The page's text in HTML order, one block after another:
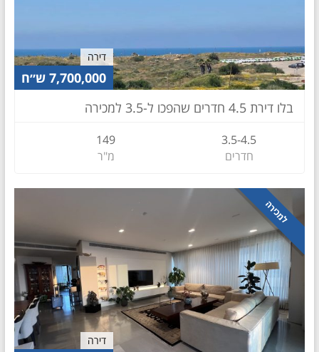
דירה
7,700,000 ש״ח
בלו דירת 4.5 חדרים שהפכו ל-3.5 למכירה
3.5-4.5
חדרים
149
מ"ר
למכירה
דירה